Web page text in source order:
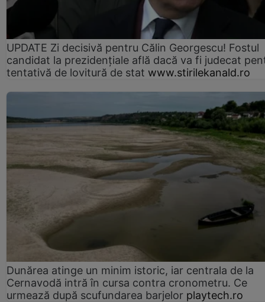
UPDATE Zi decisivă pentru Călin Georgescu! Fostul
candidat la prezidențiale află dacă va fi judecat
tentativă de lovitură de stat www.stirilekanald.ro
Dunărea atinge un minim istoric, iar centrala de la
Cernavodă intră în cursa contra cronometru. Ce
urmează după scufundarea barjelor playtech.ro